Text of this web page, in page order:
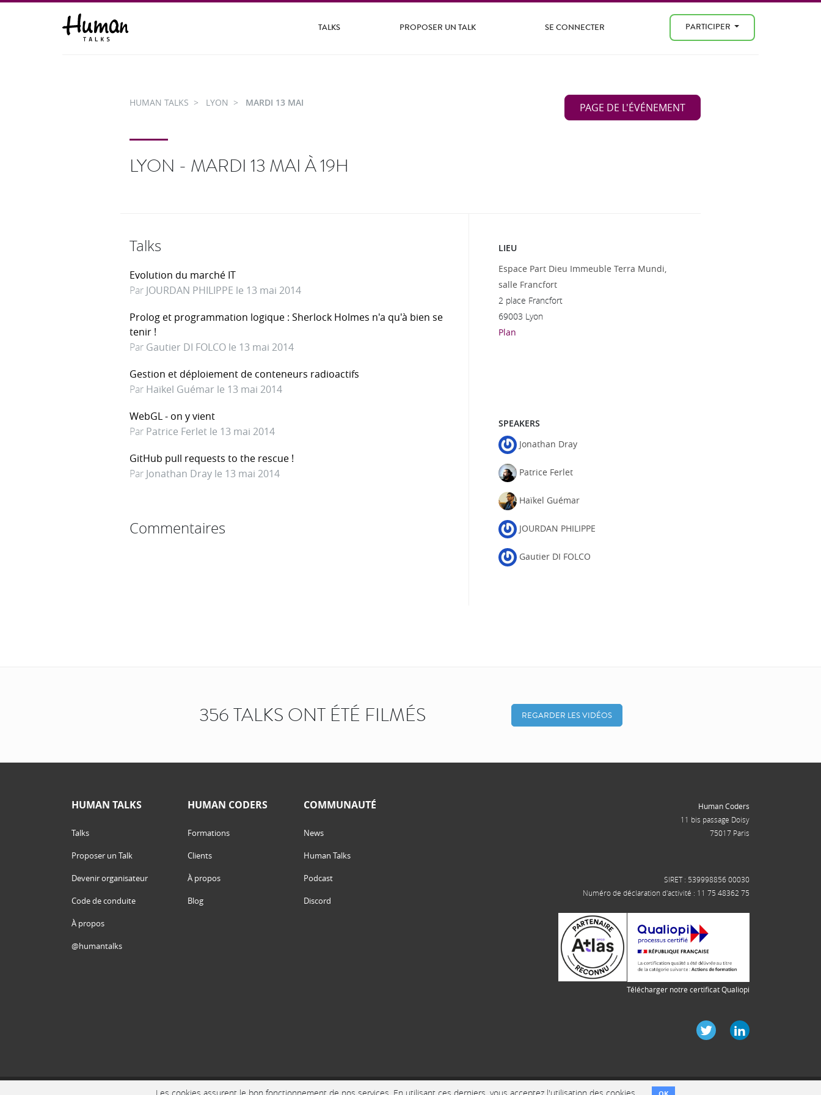
TALKS PROPOSER UN TALK SE CONNECTER PARTICIPER
PAGE DE L'ÉVÉNEMENT
HUMAN TALKS LYON MARDI 13 MAI
LYON - MARDI 13 MAI À 19H
Talks
Evolution du marché IT
Par JOURDAN PHILIPPE le 13 mai 2014
Prolog et programmation logique : Sherlock Holmes n'a qu'à bien se
tenir !
Par Gautier DI FOLCO le 13 mai 2014
Gestion et déploiement de conteneurs radioactifs
Par Haïkel Guémar le 13 mai 2014
WebGL - on y vient
Par Patrice Ferlet le 13 mai 2014
GitHub pull requests to the rescue !
Par Jonathan Dray le 13 mai 2014
Commentaires
LIEU
Espace Part Dieu Immeuble Terra Mundi,
salle Francfort
2 place Francfort
69003 Lyon
Plan
SPEAKERS
Jonathan Dray
Patrice Ferlet
Haïkel Guémar
JOURDAN PHILIPPE
Gautier DI FOLCO
356 TALKS ONT ÉTÉ FILMÉS REGARDER LES VIDÉOS
HUMAN TALKS
Talks
Proposer un Talk
Devenir organisateur
Code de conduite
À propos
@humantalks
HUMAN CODERS
Formations
Clients
À propos
Blog
COMMUNAUTÉ
News
Human Talks
Podcast
Discord
Human Coders
11 bis passage Doisy
75017 Paris
SIRET : 539998856 00030
Numéro de déclaration d'activité : 11 75 48362 75
Télécharger notre certificat Qualiopi
Vous voulez parler à un humain ?